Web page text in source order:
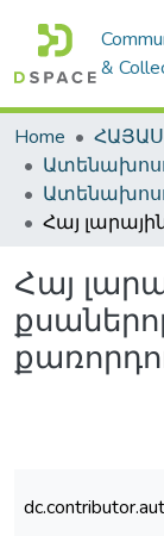
&
Home
Հայ